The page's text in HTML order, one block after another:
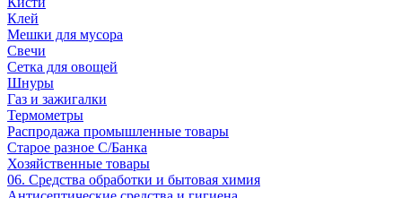
Клей
Мешки для мусора
Свечи
Сетка для овощей
Шнуры
Газ и зажигалки
Термометры
Распродажа промышленные товары
Старое разное С/Банка
Хозяйственные товары
06. Средства обработки и бытовая химия